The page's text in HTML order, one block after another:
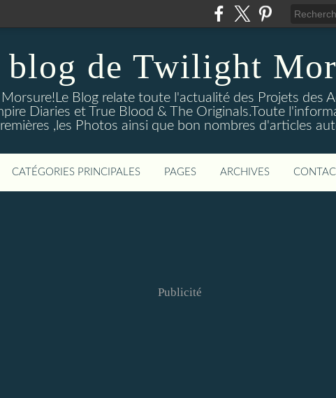
blog de Twilight
Blog relate toute l'actualité des Projets des
Diaries et True Blood & The Originals.Toute
,les Photos ainsi que bon nombres d'articles
CATÉGORIES PRINCIPALES PAGES ARCHIVES
Publicité